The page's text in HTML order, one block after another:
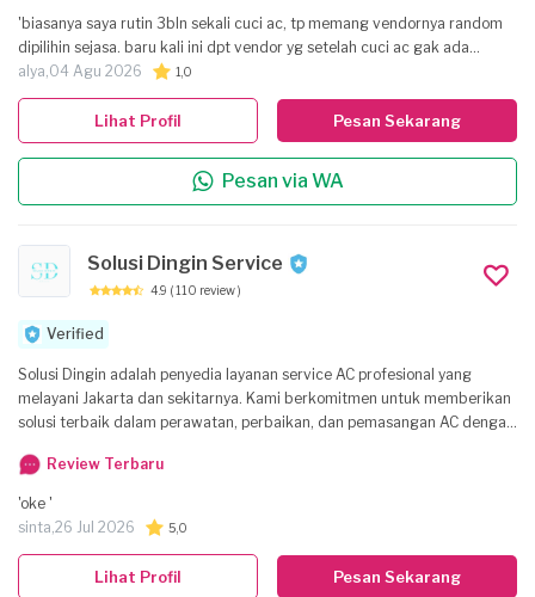
'biasanya saya rutin 3bln sekali cuci ac, tp memang vendornya random
dipilihin sejasa. baru kali ini dpt vendor yg setelah cuci ac gak ada
dingin2nya. sama aja kaya sebelumnya pdhl biasanya habis cuci ac, suhu
24 itu dinginnya udh bisa sampe keluar ruangan. ini 16 pun gak dingin.
minta lgsg dirating 5 pas selesai, tp di whatsapp ditanyain knp malah ga
dingin, ga dibales.'
alya,04 Agu 2026 1,0
Pesan Sekarang
Pesan via WA
Lihat Profil
Solusi Dingin Service
4.9 ( 110 review )
Verified
Solusi Dingin adalah penyedia layanan service AC profesional yang
melayani Jakarta dan sekitarnya. Kami berkomitmen untuk memberikan
solusi terbaik dalam perawatan, perbaikan, dan pemasangan AC dengan
Review Terbaru
'oke '
sinta,26 Jul 2026 5,0
Pesan Sekarang
Lihat Profil